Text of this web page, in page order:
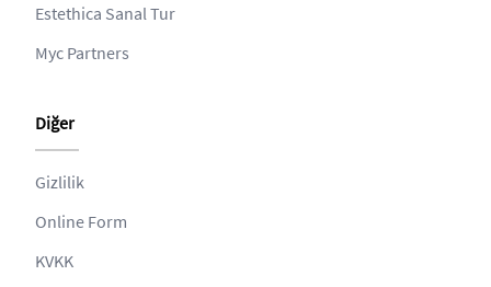
Estethica Sanal Tur
Myc Partners
Diğer
Gizlilik
Online Form
KVKK